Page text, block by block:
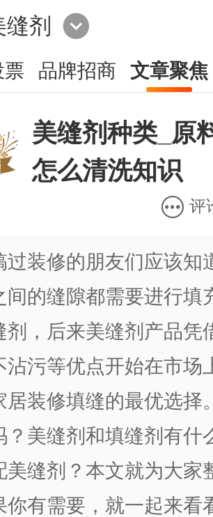
缝剂
票 品牌招商 文章聚焦
美缝剂种类_原
怎么清洗知识
评
过装修的朋友们应该知
间的缝隙都需要进行填
剂，后来美缝剂产品凭
沾污等优点开始在市场
居装修填缝的最优选择
？美缝剂和填缝剂有什
美缝剂？本文就为大家
你有需要，就一起来看